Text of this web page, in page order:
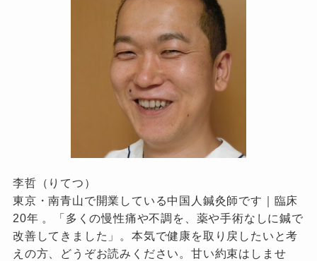
李哲（りてつ）
東京・南青山で開業している中国人鍼灸師です｜臨床
20年 。「多くの慢性痛や不調を、薬や手術なしに鍼で
改善してきました」。本気で健康を取り戻したいと考
えの方、どうぞお読みください。甘い約束はしませ